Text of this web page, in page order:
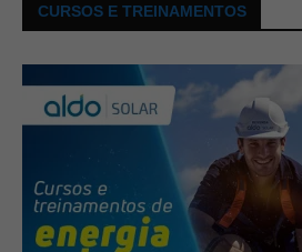
CURSOS E TREINAMENTOS